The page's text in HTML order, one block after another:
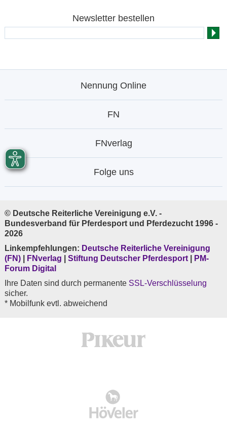
Newsletter bestellen
Nennung Online
FN
FNverlag
Folge uns
© Deutsche Reiterliche Vereinigung e.V. -
Bundesverband für Pferdesport und Pferdezucht 1996 -
2026
Linkempfehlungen: Deutsche Reiterliche Vereinigung
(FN)
FNverlag Stiftung Deutscher Pferdesport
PM-
Forum Digital
Ihre Daten sind durch permanente SSL-Verschlüsselung
sicher.
* Mobilfunk evtl. abweichend